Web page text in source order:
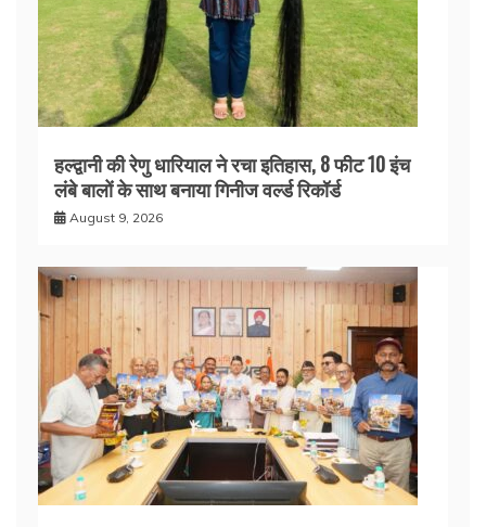
हल्द्वानी की रेणु धारियाल ने रचा इतिहास, 8 फीट 10 इंच
लंबे बालों के साथ बनाया गिनीज वर्ल्ड रिकॉर्ड
August 9, 2026